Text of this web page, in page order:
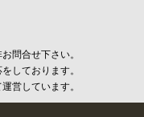
問合せ下さい。
しております。
営しています。